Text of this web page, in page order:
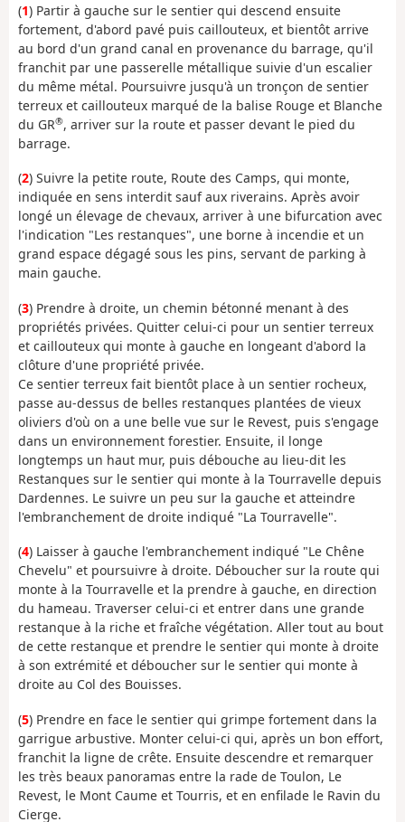
(1) Partir à gauche sur le sentier qui descend ensuite
fortement, d'abord pavé puis caillouteux, et bientôt arrive
au bord d'un grand canal en provenance du barrage, qu'il
franchit par une passerelle métallique suivie d'un escalier
du même métal. Poursuivre jusqu'à un tronçon de sentier
terreux et caillouteux marqué de la balise Rouge et Blanche
du GR®, arriver sur la route et passer devant le pied du
barrage.
(2) Suivre la petite route, Route des Camps, qui monte,
indiquée en sens interdit sauf aux riverains. Après avoir
longé un élevage de chevaux, arriver à une bifurcation avec
l'indication "Les restanques", une borne à incendie et un
grand espace dégagé sous les pins, servant de parking à
main gauche.
(3) Prendre à droite, un chemin bétonné menant à des
propriétés privées. Quitter celui-ci pour un sentier terreux
et caillouteux qui monte à gauche en longeant d'abord la
clôture d'une propriété privée.
Ce sentier terreux fait bientôt place à un sentier rocheux,
passe au-dessus de belles restanques plantées de vieux
oliviers d'où on a une belle vue sur le Revest, puis s'engage
dans un environnement forestier. Ensuite, il longe
longtemps un haut mur, puis débouche au lieu-dit les
Restanques sur le sentier qui monte à la Tourravelle depuis
Dardennes. Le suivre un peu sur la gauche et atteindre
l'embranchement de droite indiqué "La Tourravelle".
(4) Laisser à gauche l'embranchement indiqué "Le Chêne
Chevelu" et poursuivre à droite. Déboucher sur la route qui
monte à la Tourravelle et la prendre à gauche, en direction
du hameau. Traverser celui-ci et entrer dans une grande
restanque à la riche et fraîche végétation. Aller tout au bout
de cette restanque et prendre le sentier qui monte à droite
à son extrémité et déboucher sur le sentier qui monte à
droite au Col des Bouisses.
(5) Prendre en face le sentier qui grimpe fortement dans la
garrigue arbustive. Monter celui-ci qui, après un bon effort,
franchit la ligne de crête. Ensuite descendre et remarquer
les très beaux panoramas entre la rade de Toulon, Le
Revest, le Mont Caume et Tourris, et en enfilade le Ravin du
Cierge.